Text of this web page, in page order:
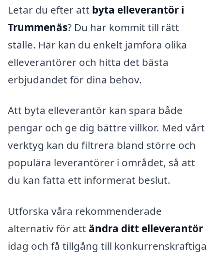
Letar du efter att byta elleverantör i
Trummenäs? Du har kommit till rätt
ställe. Här kan du enkelt jämföra olika
elleverantörer och hitta det bästa
erbjudandet för dina behov.
Att byta elleverantör kan spara både
pengar och ge dig bättre villkor. Med vårt
verktyg kan du filtrera bland större och
populära leverantörer i området, så att
du kan fatta ett informerat beslut.
Utforska våra rekommenderade
alternativ för att ändra ditt elleverantör
idag och få tillgång till konkurrenskraftiga